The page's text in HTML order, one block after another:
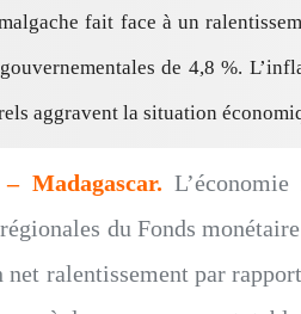
fait face à un
de 4,8 %.
aggravent la situation
– Madagascar.
du Fonds
ralentissement par